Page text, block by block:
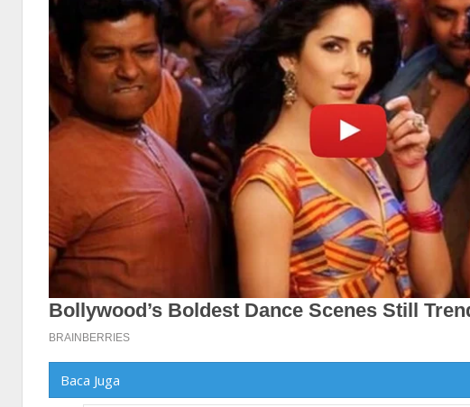
Baca Juga